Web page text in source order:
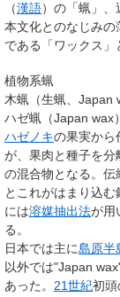
（漢語）の「蝋」
本文化とのなじみの
である「ワックス」
植物系蝋
木蝋（生蝋、Japan
ハゼ蝋（Japan wax）
ハゼノキの果実から
が、果肉と種子を分
の混合物となる。伝
とこれがはまり込
には溶媒抽出法が用
る。
日本では主に島原半
以外では"Japan
あった。 21世紀初頭